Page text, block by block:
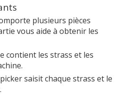
plusieurs pièces
vous aide à obtenir les
contient les strass et les
saisit chaque strass et le